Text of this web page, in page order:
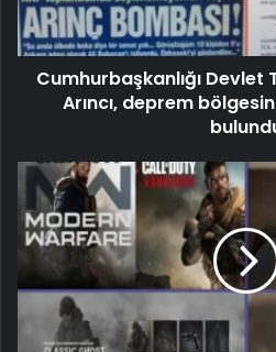
Cumhurbaşkanlığı Devlet
Arıncı, deprem